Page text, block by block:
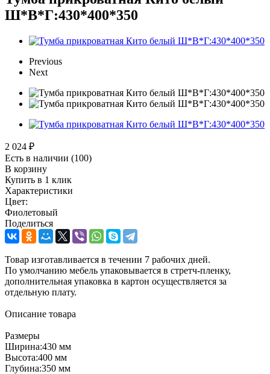
Ш*В*Г:430*400*350
Previous
Next
2 024 ₽
Есть в наличии (100)
В корзину
Купить в 1 клик
Характеристики
Цвет:
Фиолетовый
Поделиться
Товар изготавливается в течении 7 рабочих дней.
По умолчанию мебель упаковывается в стретч-пленку,
дополнительная упаковка в картон осуществляется за
отдельную плату.
Описание товара
Размеры
Ширина:430 мм
Высота:400 мм
Глубина:350 мм